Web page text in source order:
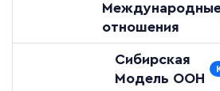
отношения
Сибирская
Модель ООН